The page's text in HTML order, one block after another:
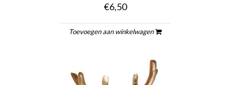
€6,50
Toevoegen aan winkelwagen